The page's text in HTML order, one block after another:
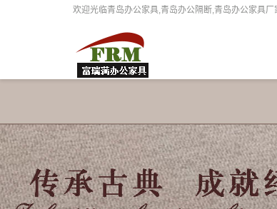
欢迎光临青岛办公家具,青岛办公隔断,青岛办公家具